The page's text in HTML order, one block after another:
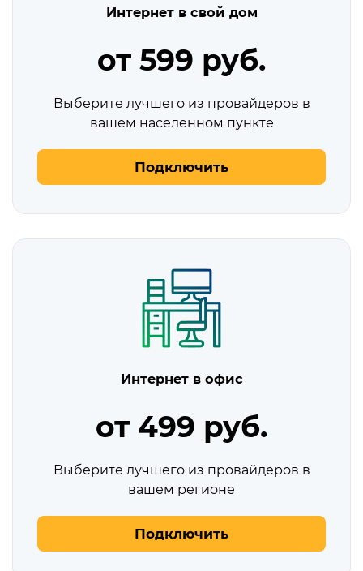
Интернет в свой дом
от 599 руб.
Выберите лучшего из провайдеров в
вашем населенном пункте
Подключить
Интернет в офис
от 499 руб.
Выберите лучшего из провайдеров в
вашем регионе
Подключить